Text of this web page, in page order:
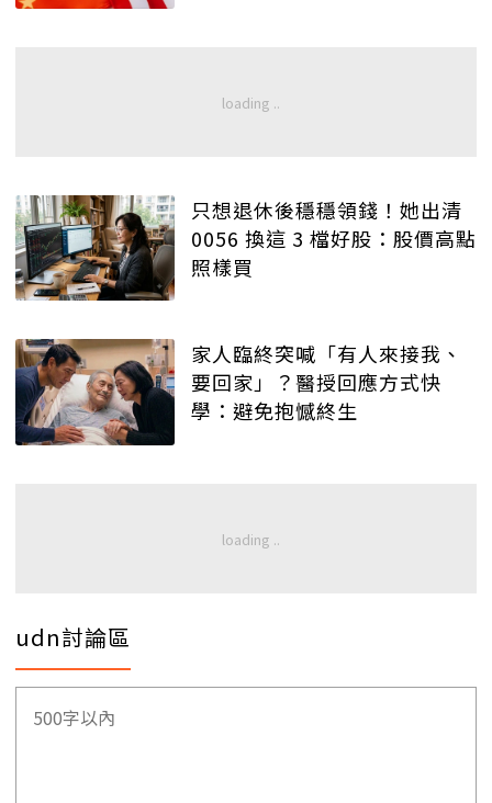
只想退休後穩穩領錢！她出清
0056 換這 3 檔好股：股價高點
照樣買
家人臨終突喊「有人來接我、
要回家」？醫授回應方式快
學：避免抱憾終生
udn討論區